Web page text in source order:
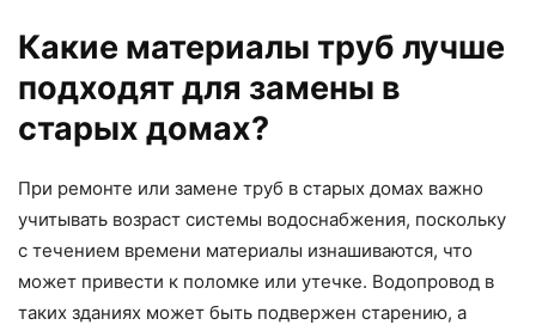
Какие материалы труб лучше
подходят для замены в
старых домах?
При ремонте или замене труб в старых домах важно
учитывать возраст системы водоснабжения, поскольку
с течением времени материалы изнашиваются, что
может привести к поломке или утечке. Водопровод в
таких зданиях может быть подвержен старению, а